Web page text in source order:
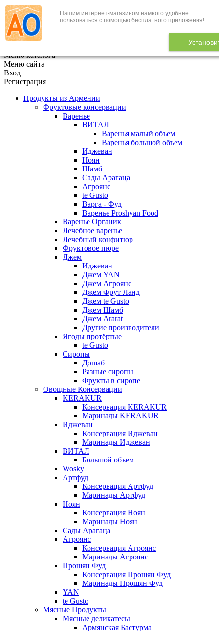
Нашим интернет-магазином намного удобнее
пользоваться с помощью бесплатного приложения!
+7 (495) 646-888-1
В корзине 0
Меню каталога
Меню сайта
Вход
Регистрация
Продукты из Армении
Фруктовые консервации
Варенье
ВИТАЛ
Варенья малый объем
Варенья большой объем
Иджеван
Ноян
Шамб
Сады Арагаца
Агроянс
te Gusto
Варга - Фуд
Варенье Proshyan Food
Варенье Органик
Лечебное варенье
Лечебный конфитюр
Фруктовое пюре
Джем
Иджеван
Джем YAN
Джем Агроянс
Джем Фрут Ланд
Джем te Gusto
Джем Шамб
Джем Ararat
Другие производители
Ягоды протёртые
te Gusto
Сиропы
Дошаб
Разные сиропы
Фрукты в сиропе
Овощные Консервации
KERAKUR
Консервация KERAKUR
Маринады KERAKUR
Иджеван
Консервация Иджеван
Маринады Иджеван
ВИТАЛ
Большой объем
Wosky
Артфуд
Консервация Артфуд
Маринады Артфуд
Ноян
Консервация Ноян
Маринады Ноян
Сады Арагаца
Агроянс
Консервация Агроянс
Маринады Агроянс
Прошян Фуд
Консервация Прошян Фуд
Маринады Прошян Фуд
YAN
te Gusto
Мясные Продукты
Мясные деликатесы
Армянская Бастурма